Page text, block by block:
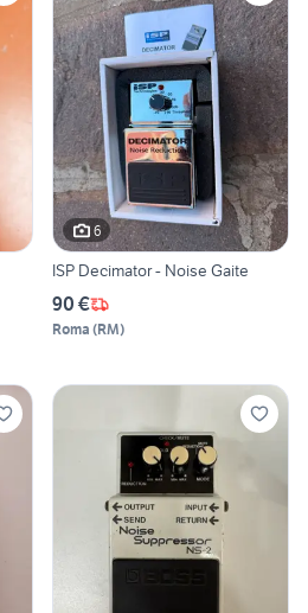
6
ISP Decimator - Noise Gaite
90 €
Roma (RM)